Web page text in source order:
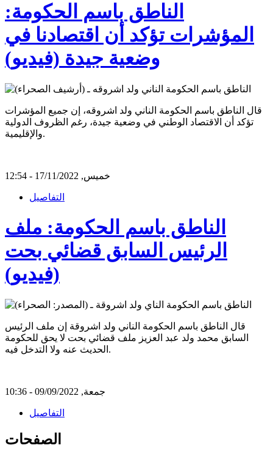
الناطق باسم الحكومة:
المؤشرات تؤكد أن اقتصادنا في
وضعية جيدة (فيديو)
قال الناطق باسم الحكومة الناني ولد اشروقه، إن جميع المؤشرات
تؤكد أن الاقتصاد الوطني في وضعية جيدة، رغم الظروف الدولية
والإقليمية.
خميس, 17/11/2022 - 12:54
التفاصيل
الناطق باسم الحكومة: ملف
الرئيس السابق قضائي بحت
(فيديو)
قال الناطق باسم الحكومة الناني ولد اشروقة إن ملف الرئيس
السابق محمد ولد عبد العزيز ملف قضائي بحت لا يحق للحكومة
الحديث عنه ولا التدخل فيه.
جمعة, 09/09/2022 - 10:36
التفاصيل
الصفحات